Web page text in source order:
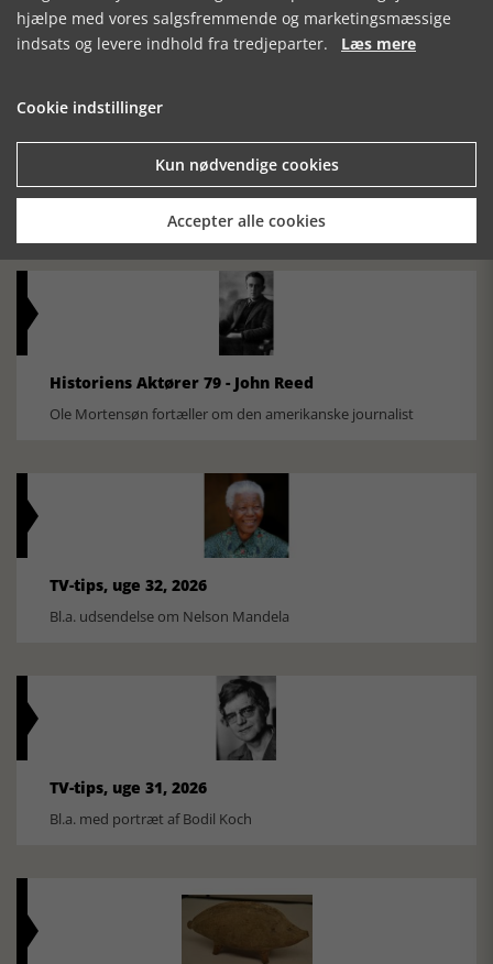
Historisk festival i Faaborg
FOBURGH Faaborg Internationale Historie Festival 2026 30.
oktober - 1. november 2026
Historiens Aktører 79 - John Reed
Ole Mortensøn fortæller om den amerikanske journalist
TV-tips, uge 32, 2026
Bl.a. udsendelse om Nelson Mandela
TV-tips, uge 31, 2026
Bl.a. med portræt af Bodil Koch
hjælpe med vores salgsfremmende og marketingsmæssige
indsats og levere indhold fra tredjeparter. Læs mere
Cookie indstillinger
Kun nødvendige cookies
Accepter alle cookies